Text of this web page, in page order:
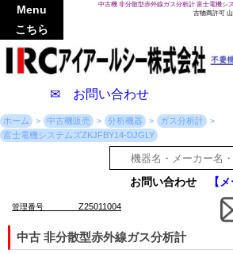
中古機 非分散型赤外線ガス分析計 富士電機シ
古物商許可
✉ お問い合わせ
Menu
こちら
ホーム 中古機販売 分析機器
ガス分析計
富士電機システムズZKJFBY14-DJGLY
お問い合わせ 【
管理番号 Z25011004
中古 非分散型赤外線ガス分析計